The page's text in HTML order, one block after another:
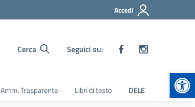
Accedi
Cerca Seguici su:
Amm. Trasparente Libri di testo DELE